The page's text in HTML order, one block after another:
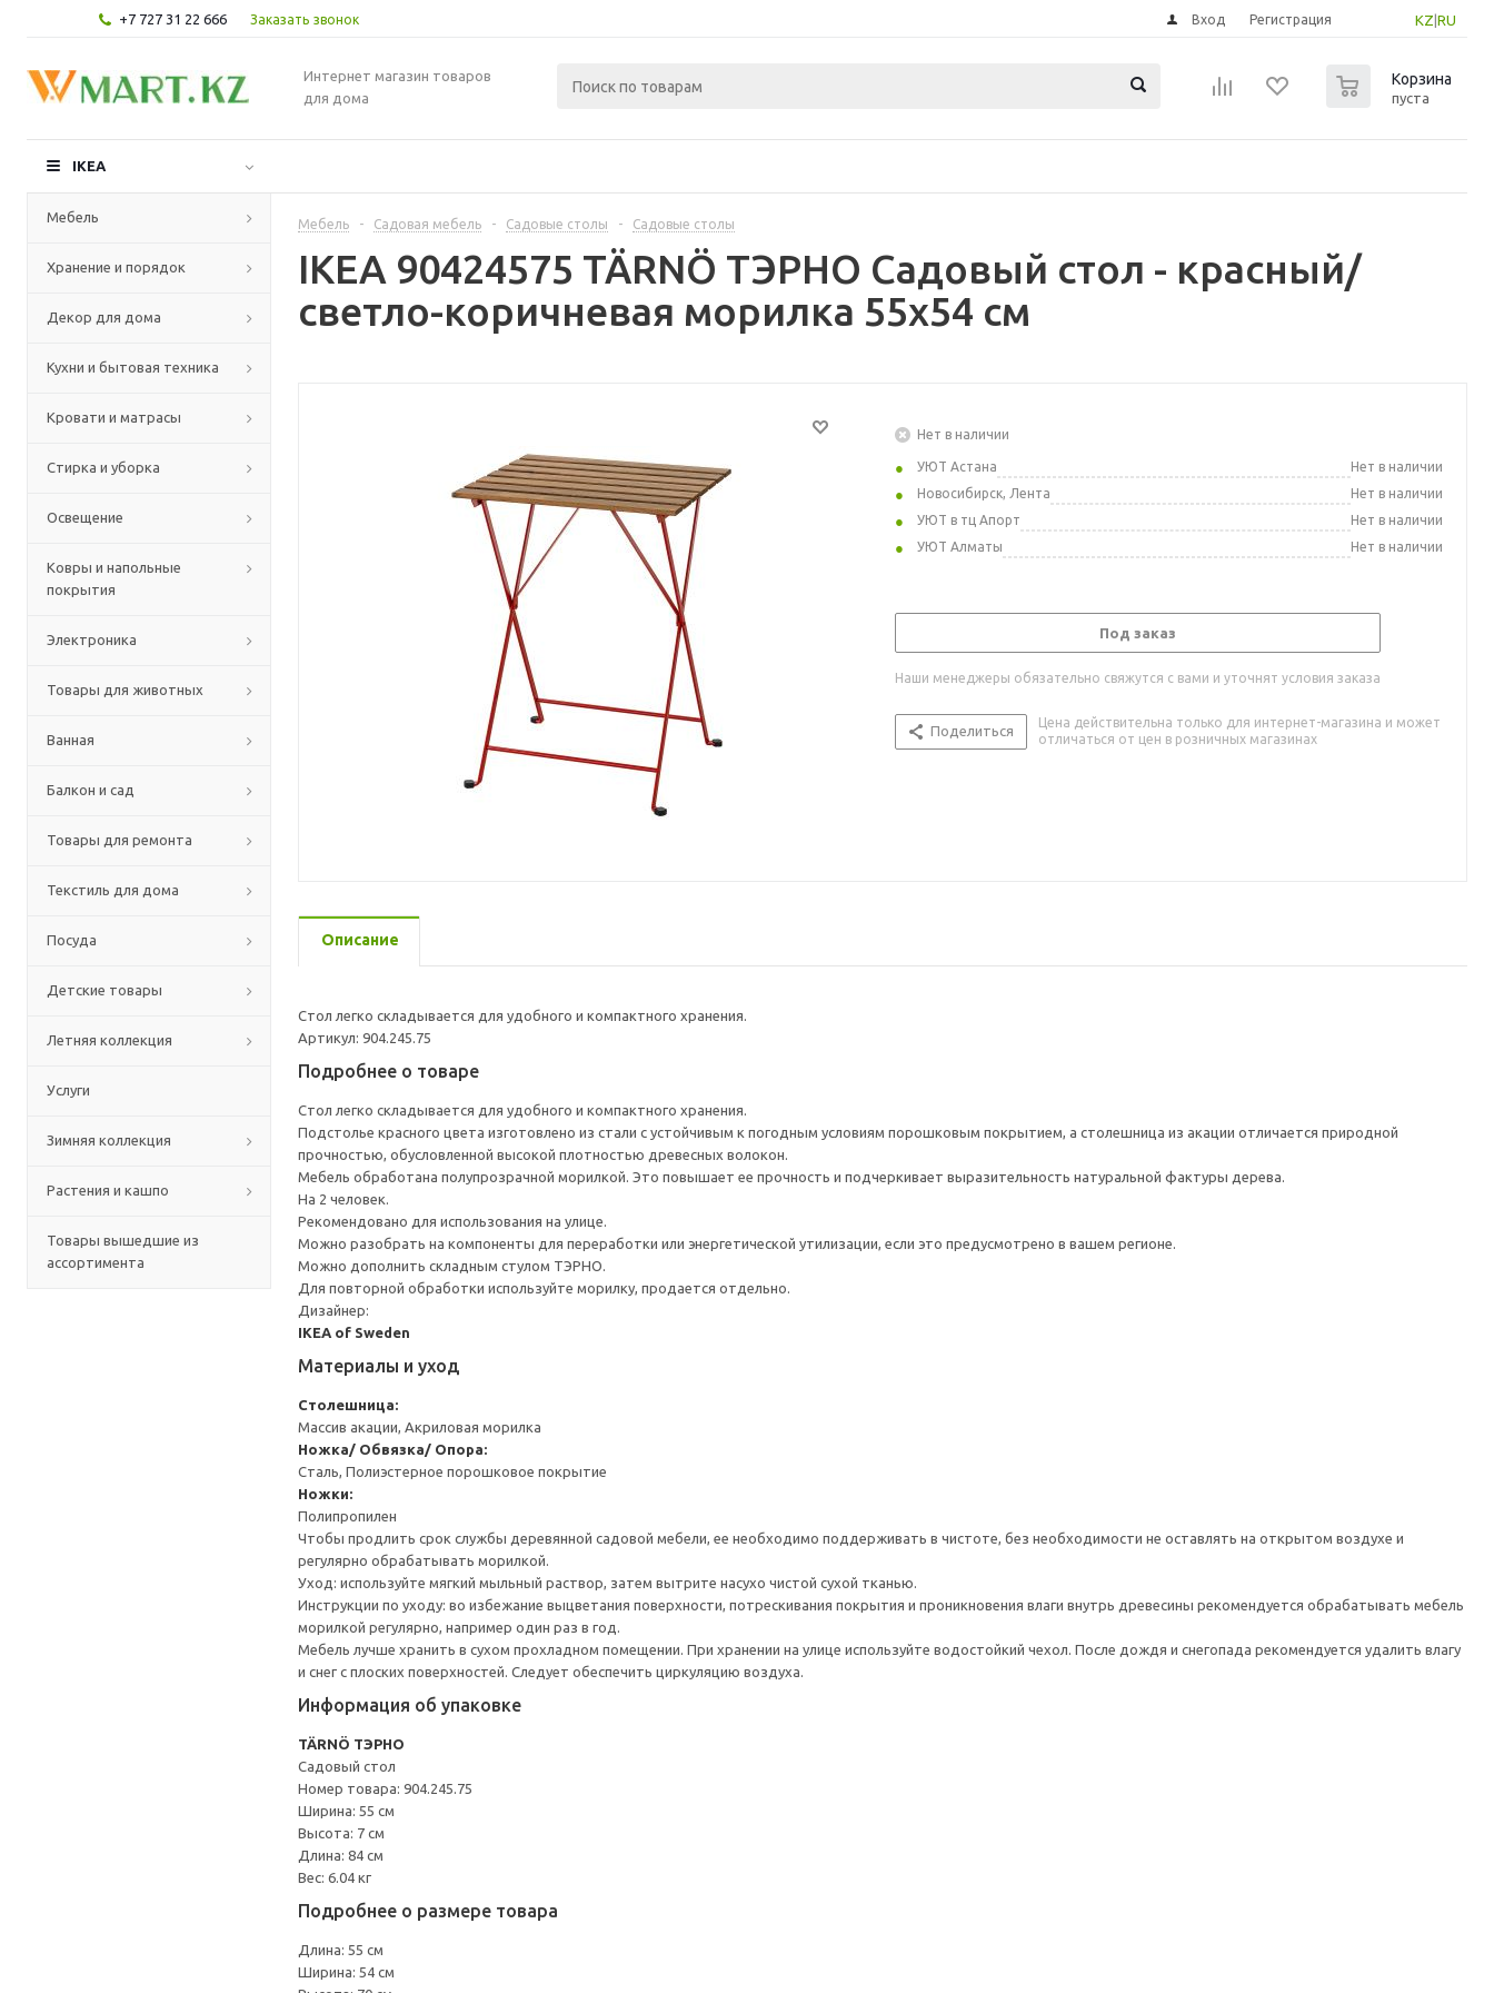
+7 727 31 22 666 Заказать звонок KZ RU
Вход Регистрация
Интернет магазин товаров
для дома
Корзина
пуста
IKEA
Мебель
Хранение и порядок
Декор для дома
Кухни и бытовая техника
Кровати и матрасы
Стирка и уборка
Освещение
Ковры и напольные
покрытия
Электроника
Товары для животных
Ванная
Балкон и сад
Товары для ремонта
Текстиль для дома
Посуда
Детские товары
Летняя коллекция
Услуги
Зимняя коллекция
Растения и кашпо
Товары вышедшие из
ассортимента
Мебель - Садовая мебель - Садовые столы - Садовые столы
IKEA 90424575 TÄRNÖ ТЭРНО Садовый стол - красный/
светло-коричневая морилка 55x54 см
Нет в наличии
УЮТ Астана
Нет в наличии
Новосибирск, Лента
Нет в наличии
УЮТ в тц Апорт
Нет в наличии
УЮТ Алматы
Нет в наличии
Под заказ
Наши менеджеры обязательно свяжутся с вами и уточнят условия заказа
Поделиться
Цена действительна только для интернет-магазина и может
отличаться от цен в розничных магазинах
Описание
Стол легко складывается для удобного и компактного хранения.
Артикул: 904.245.75
Подробнее о товаре
Стол легко складывается для удобного и компактного хранения.
Подстолье красного цвета изготовлено из стали с устойчивым к погодным условиям порошковым покрытием, а столешница из акации отличается природной
прочностью, обусловленной высокой плотностью древесных волокон.
Мебель обработана полупрозрачной морилкой. Это повышает ее прочность и подчеркивает выразительность натуральной фактуры дерева.
На 2 человек.
Рекомендовано для использования на улице.
Можно разобрать на компоненты для переработки или энергетической утилизации, если это предусмотрено в вашем регионе.
Можно дополнить складным стулом ТЭРНО.
Для повторной обработки используйте морилку, продается отдельно.
Дизайнер:
IKEA of Sweden
Материалы и уход
Столешница:
Массив акации, Акриловая морилка
Ножка/ Обвязка/ Опора:
Сталь, Полиэстерное порошковое покрытие
Ножки:
Полипропилен
Чтобы продлить срок службы деревянной садовой мебели, ее необходимо поддерживать в чистоте, без необходимости не оставлять на открытом воздухе и
регулярно обрабатывать морилкой.
Уход: используйте мягкий мыльный раствор, затем вытрите насухо чистой сухой тканью.
Инструкции по уходу: во избежание выцветания поверхности, потрескивания покрытия и проникновения влаги внутрь древесины рекомендуется обрабатывать мебель
морилкой регулярно, например один раз в год.
Мебель лучше хранить в сухом прохладном помещении. При хранении на улице используйте водостойкий чехол. После дождя и снегопада рекомендуется удалить влагу
и снег с плоских поверхностей. Следует обеспечить циркуляцию воздуха.
Информация об упаковке
TÄRNÖ ТЭРНО
Садовый стол
Номер товара: 904.245.75
Ширина: 55 см
Высота: 7 см
Длина: 84 см
Вес: 6.04 кг
Подробнее о размере товара
Длина: 55 см
Ширина: 54 см